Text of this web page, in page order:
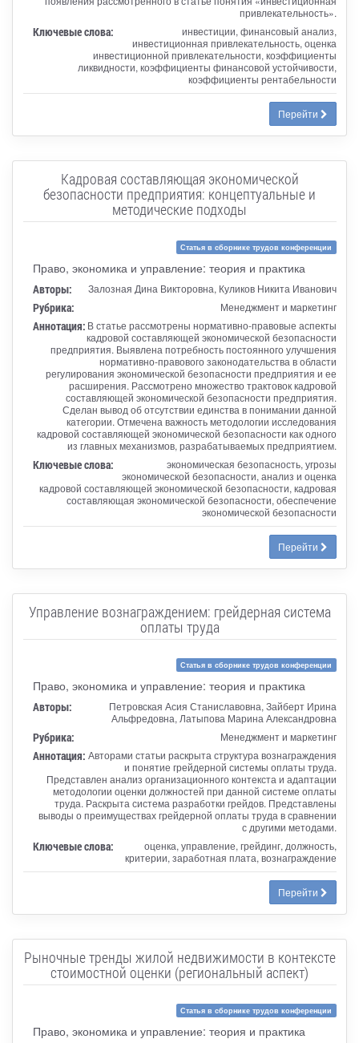
привлекательность».
Ключевые слова:
инвестиции, финансовый анализ,
инвестиционная привлекательность, оценка
инвестиционной привлекательности, коэффициенты
ликвидности, коэффициенты финансовой устойчивости,
коэффициенты рентабельности
Перейти
Кадровая составляющая экономической
безопасности предприятия: концептуальные и
методические подходы
Статья в сборнике трудов конференции
Право, экономика и управление: теория и практика
Авторы: Залозная Дина Викторовна, Куликов Никита Иванович
Рубрика: Менеджмент и маркетинг
Аннотация: В статье рассмотрены нормативно-правовые аспекты
кадровой составляющей экономической безопасности
предприятия. Выявлена потребность постоянного улучшения
нормативно-правового законодательства в области
регулирования экономической безопасности предприятия и ее
расширения. Рассмотрено множество трактовок кадровой
составляющей экономической безопасности предприятия.
Сделан вывод об отсутствии единства в понимании данной
категории. Отмечена важность методологии исследования
кадровой составляющей экономической безопасности как одного
из главных механизмов, разрабатываемых предприятием.
Ключевые слова:
экономическая безопасность, угрозы
экономической безопасности, анализ и оценка
кадровой составляющей экономической безопасности, кадровая
составляющая экономической безопасности, обеспечение
экономической безопасности
Перейти
Управление вознаграждением: грейдерная система
оплаты труда
Статья в сборнике трудов конференции
Право, экономика и управление: теория и практика
Авторы:
Петровская Асия Станиславовна, Зайберт Ирина
Альфредовна, Латыпова Марина Александровна
Рубрика: Менеджмент и маркетинг
Аннотация: Авторами статьи раскрыта структура вознаграждения
и понятие грейдерной системы оплаты труда.
Представлен анализ организационного контекста и адаптации
методологии оценки должностей при данной системе оплаты
труда. Раскрыта система разработки грейдов. Представлены
выводы о преимуществах грейдерной оплаты труда в сравнении
с другими методами.
Ключевые слова:
оценка, управление, грейдинг, должность,
критерии, заработная плата, вознаграждение
Перейти
Рыночные тренды жилой недвижимости в контексте
стоимостной оценки (региональный аспект)
Статья в сборнике трудов конференции
Право, экономика и управление: теория и практика